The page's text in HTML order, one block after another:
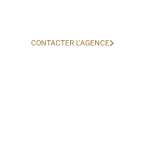
CONTACTER L'AGENCE